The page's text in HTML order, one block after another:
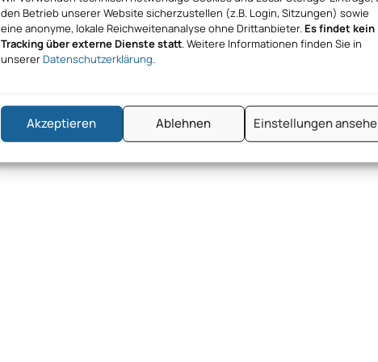
den Betrieb unserer Website sicherzustellen (z.B. Login, Sitzungen) sowie
eine anonyme, lokale Reichweitenanalyse ohne Drittanbieter. Es findet kein
Tracking über externe Dienste statt. Weitere Informationen finden Sie in
unserer Datenschutzerklärung.
Akzeptieren Ablehnen Einstellungen